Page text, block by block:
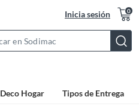
Inicia sesión 0
Bar
Deco Hogar Tipos de Entrega